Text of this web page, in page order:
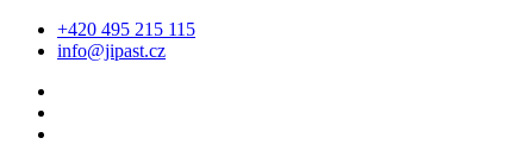
+420 495 215 115
info@jipast.cz